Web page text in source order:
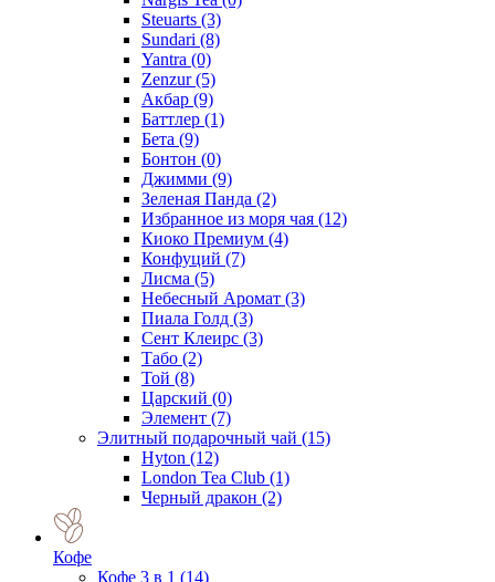
Steuarts (3)
Sundari (8)
Yantra (0)
Zenzur(5)
Акбар (9)
Баттлер (1)
Бета (9)
Бонтон (0)
Джимми (9)
Зеленая Панда (2)
Избранное из моря чая (12)
Киоко Премиум (4)
Конфуций (7)
Лисма (5)
Небесный Аромат (3)
Пиала Голд (3)
Сент Клеирс (3)
Табо (2)
Той (8)
Царский (0)
Элемент (7)
Элитный подарочный чай (15)
Hyton (12)
London Tea Club (1)
Черный дракон (2)
Кофе
Кофе 3 в 1 (14)